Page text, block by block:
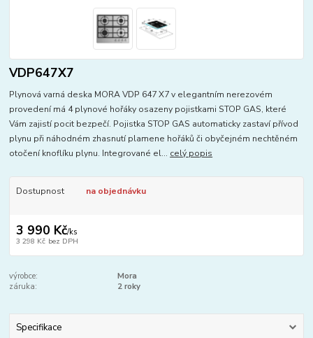
VDP647X7
Plynová varná deska MORA VDP 647 X7 v elegantním nerezovém
provedení má 4 plynové hořáky osazeny pojistkami STOP GAS, které
Vám zajistí pocit bezpečí. Pojistka STOP GAS automaticky zastaví přívod
plynu při náhodném zhasnutí plamene hořáků či obyčejném nechtěném
otočení knoflíku plynu. Integrované el... celý popis
Dostupnost na objednávku
3 990 Kč/ks
3 298 Kč bez DPH
výrobce:
Mora
záruka:
2 roky
Specifikace